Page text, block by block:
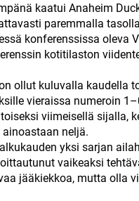
kaatui Anaheim
paremmalla
konferenssissa oleva
kotitilaston
ollut kuluvalla kaudella
vieraissa numeroin
viimeisellä sijalla,
neljä.
yksi sarjan
vaikeaksi
jääkiekkoa, mutta olla